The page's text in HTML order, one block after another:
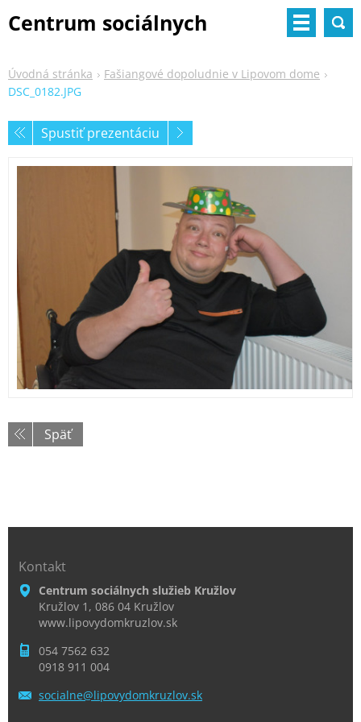
Centrum sociálnych
Úvodná stránka
Fašiangové dopoludnie v Lipovom dome
DSC_0182.JPG
Spustiť prezentáciu
Späť
Kontakt
Centrum sociálnych služieb Kružlov
Kružlov 1, 086 04 Kružlov
www.lipovydomkruzlov.sk
054 7562 632
0918 911 004
socialne@lipovydomkruzlov.sk